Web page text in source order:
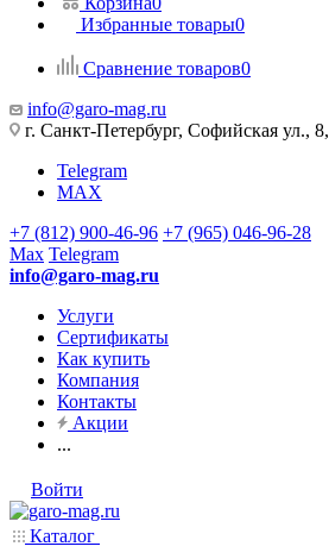
Избранные товары0
Сравнение товаров0
info@garo-mag.ru
г. Санкт-Петербург, Софийская ул.,
Telegram
MAX
+7 (812) 900-46-96 +7 (965) 046-96-28
Max Telegram
info@garo-mag.ru
Услуги
Сертификаты
Как купить
Компания
Контакты
Акции
...
Войти
Каталог